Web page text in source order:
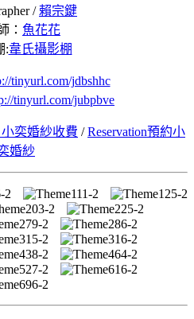
/賴宗鍵
： 魚花花
:韋氏攝影棚
tinyurl.com/jdbshhc
tinyurl.com/jubpbve
小奕婚紗收費 /Reservation預約小
婚紗